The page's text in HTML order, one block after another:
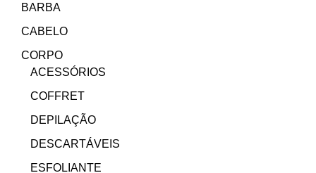
BARBA
CABELO
CORPO
ACESSÓRIOS
COFFRET
DEPILAÇÃO
DESCARTÁVEIS
ESFOLIANTE